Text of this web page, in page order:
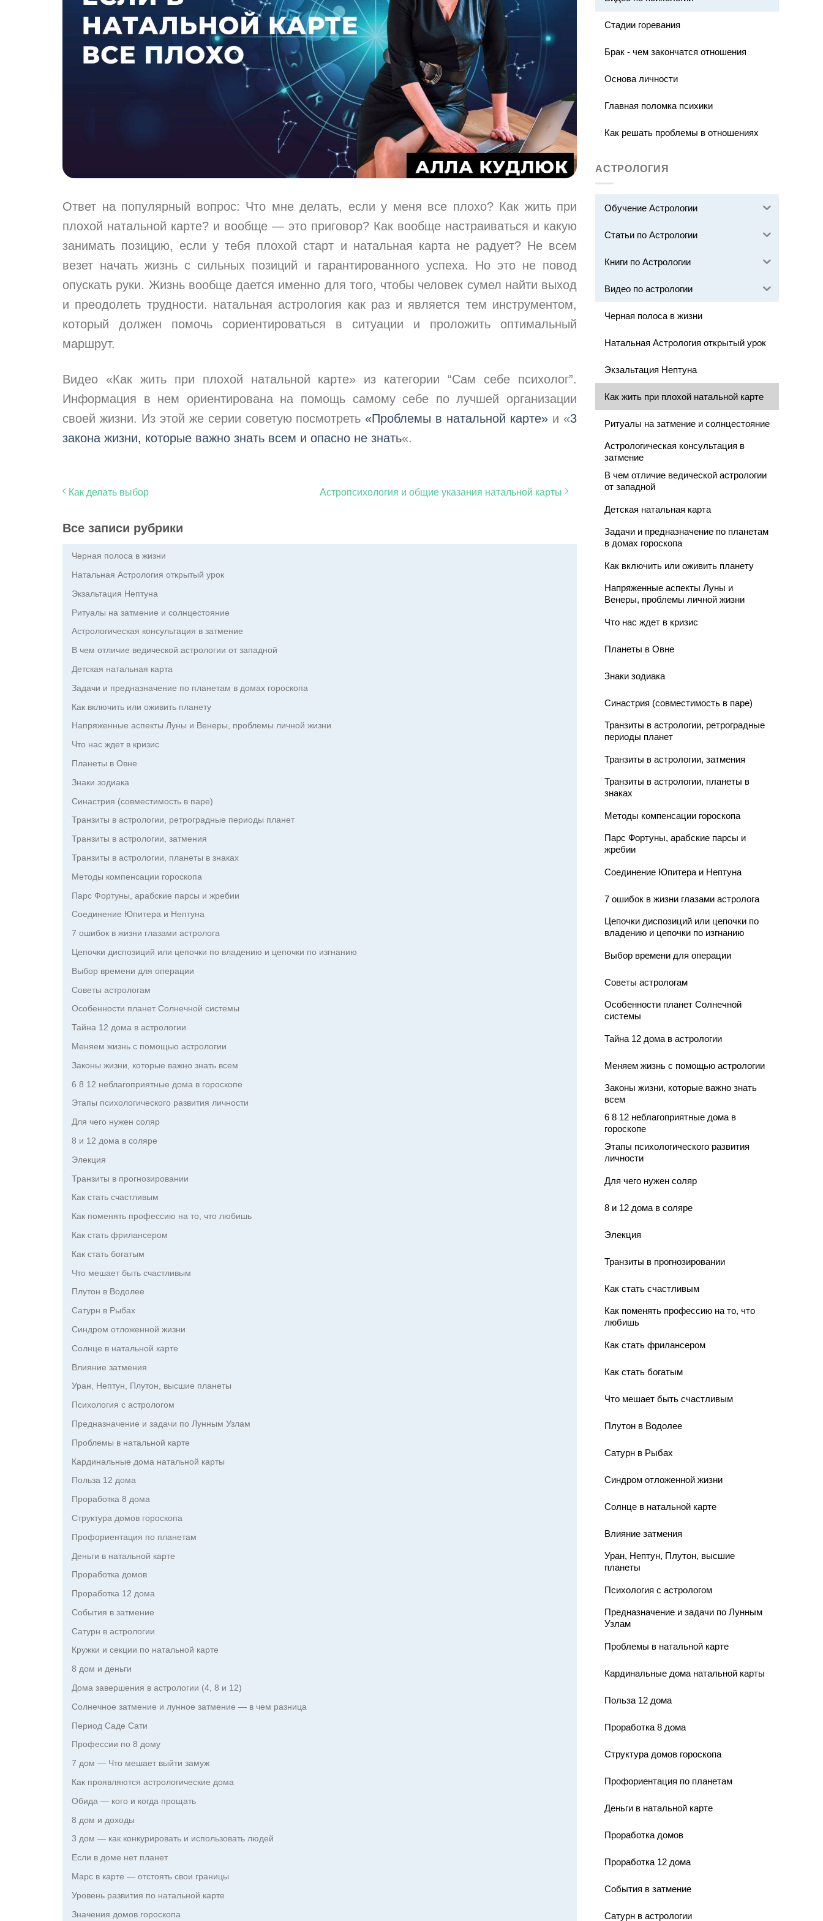
Ответ на популярный вопрос: Что мне делать, если у меня все плохо? Как жить при
плохой натальной карте? и вообще — это приговор? Как вообще настраиваться и какую
занимать позицию, если у тебя плохой старт и натальная карта не радует? Не всем
везет начать жизнь с сильных позиций и гарантированного успеха. Но это не повод
опускать руки. Жизнь вообще дается именно для того, чтобы человек сумел найти выход
и преодолеть трудности. натальная астрология как раз и является тем инструментом,
который должен помочь сориентироваться в ситуации и проложить оптимальный
маршрут.
Видео «Как жить при плохой натальной карте» из категории “Сам себе психолог”.
Информация в нем ориентирована на помощь самому себе по лучшей организации
своей жизни. Из этой же серии советую посмотреть «Проблемы в натальной карте» и «3
закона жизни, которые важно знать всем и опасно не знать«.
Как делать выбор Астропсихология и общие указания натальной карты
Все записи рубрики
Черная полоса в жизни
Натальная Астрология открытый урок
Экзальтация Нептуна
Ритуалы на затмение и солнцестояние
Астрологическая консультация в затмение
В чем отличие ведической астрологии от западной
Детская натальная карта
Задачи и предназначение по планетам в домах гороскопа
Как включить или оживить планету
Напряженные аспекты Луны и Венеры, проблемы личной жизни
Что нас ждет в кризис
Планеты в Овне
Знаки зодиака
Синастрия (совместимость в паре)
Транзиты в астрологии, ретроградные периоды планет
Транзиты в астрологии, затмения
Транзиты в астрологии, планеты в знаках
Методы компенсации гороскопа
Парс Фортуны, арабские парсы и жребии
Соединение Юпитера и Нептуна
7 ошибок в жизни глазами астролога
Цепочки диспозиций или цепочки по владению и цепочки по изгнанию
Выбор времени для операции
Советы астрологам
Особенности планет Солнечной системы
Тайна 12 дома в астрологии
Меняем жизнь с помощью астрологии
Законы жизни, которые важно знать всем
6 8 12 неблагоприятные дома в гороскопе
Этапы психологического развития личности
Для чего нужен соляр
8 и 12 дома в соляре
Элекция
Транзиты в прогнозировании
Как стать счастливым
Как поменять профессию на то, что любишь
Как стать фрилансером
Как стать богатым
Что мешает быть счастливым
Плутон в Водолее
Сатурн в Рыбах
Синдром отложенной жизни
Солнце в натальной карте
Влияние затмения
Уран, Нептун, Плутон, высшие планеты
Психология с астрологом
Предназначение и задачи по Лунным Узлам
Проблемы в натальной карте
Кардинальные дома натальной карты
Польза 12 дома
Проработка 8 дома
Структура домов гороскопа
Профориентация по планетам
Деньги в натальной карте
Проработка домов
Проработка 12 дома
События в затмение
Сатурн в астрологии
Кружки и секции по натальной карте
8 дом и деньги
Дома завершения в астрологии (4, 8 и 12)
Солнечное затмение и лунное затмение — в чем разница
Период Саде Сати
Профессии по 8 дому
7 дом — Что мешает выйти замуж
Как проявляются астрологические дома
Обида — кого и когда прощать
8 дом и доходы
3 дом — как конкурировать и использовать людей
Если в доме нет планет
Марс в карте — отстоять свои границы
Уровень развития по натальной карте
Значения домов гороскопа
Стадии горевания
Брак - чем закончатся отношения
Основа личности
Главная поломка психики
Как решать проблемы в отношениях
АСТРОЛОГИЯ
Обучение Астрологии
Статьи по Астрологии
Книги по Астрологии
Видео по астрологии
Черная полоса в жизни
Натальная Астрология открытый урок
Экзальтация Нептуна
Как жить при плохой натальной карте
Ритуалы на затмение и солнцестояние
Астрологическая консультация в
затмение
В чем отличие ведической астрологии
от западной
Детская натальная карта
Задачи и предназначение по планетам
в домах гороскопа
Как включить или оживить планету
Напряженные аспекты Луны и
Венеры, проблемы личной жизни
Что нас ждет в кризис
Планеты в Овне
Знаки зодиака
Синастрия (совместимость в паре)
Транзиты в астрологии, ретроградные
периоды планет
Транзиты в астрологии, затмения
Транзиты в астрологии, планеты в
знаках
Методы компенсации гороскопа
Парс Фортуны, арабские парсы и
жребии
Соединение Юпитера и Нептуна
7 ошибок в жизни глазами астролога
Цепочки диспозиций или цепочки по
владению и цепочки по изгнанию
Выбор времени для операции
Советы астрологам
Особенности планет Солнечной
системы
Тайна 12 дома в астрологии
Меняем жизнь с помощью астрологии
Законы жизни, которые важно знать
всем
6 8 12 неблагоприятные дома в
гороскопе
Этапы психологического развития
личности
Для чего нужен соляр
8 и 12 дома в соляре
Элекция
Транзиты в прогнозировании
Как стать счастливым
Как поменять профессию на то, что
любишь
Как стать фрилансером
Как стать богатым
Что мешает быть счастливым
Плутон в Водолее
Сатурн в Рыбах
Синдром отложенной жизни
Солнце в натальной карте
Влияние затмения
Уран, Нептун, Плутон, высшие
планеты
Психология с астрологом
Предназначение и задачи по Лунным
Узлам
Проблемы в натальной карте
Кардинальные дома натальной карты
Польза 12 дома
Проработка 8 дома
Структура домов гороскопа
Профориентация по планетам
Деньги в натальной карте
Проработка домов
Проработка 12 дома
События в затмение
Сатурн в астрологии